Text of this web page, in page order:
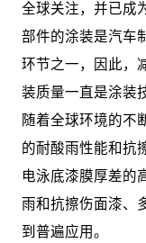
全球关注，并已成
部件的涂装是汽车
环节之一，因此，
装质量一直是涂装
随着全球环境的不
的耐酸雨性能和抗
电泳底漆膜厚差的
雨和抗擦伤面漆、
到普遍应用。